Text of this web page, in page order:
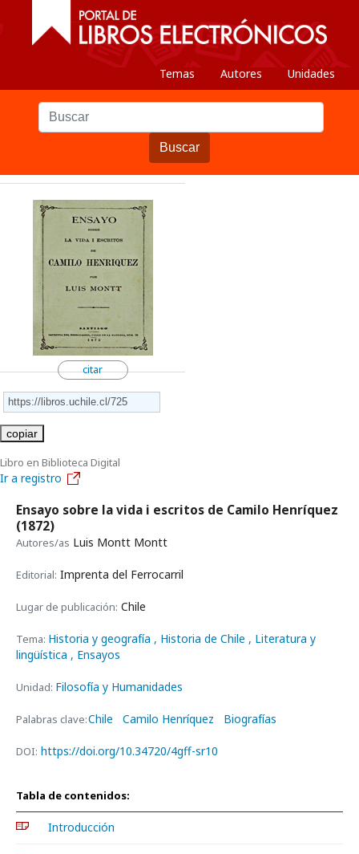
Temas Autores Unidades
Buscar
citar
copiar
Libro en Biblioteca Digital
Ir a registro
Ensayo sobre la vida i escritos de Camilo Henríquez
(1872)
Autores/as Luis Montt Montt
Editorial: Imprenta del Ferrocarril
Lugar de publicación: Chile
Tema: Historia y geografía , Historia de Chile , Literatura y
lingüística , Ensayos
Unidad: Filosofía y Humanidades
Palabras clave:Chile Camilo Henríquez Biografías
DOI: https://doi.org/10.34720/4gff-sr10
Tabla de contenidos:
Introducción